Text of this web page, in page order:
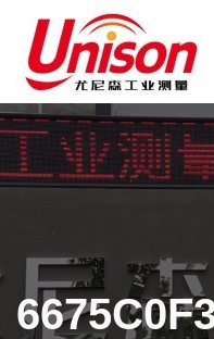
江苏南京尤尼森工业测量控制